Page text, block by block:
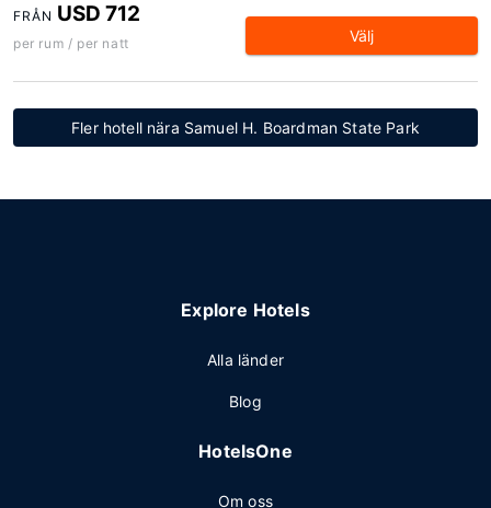
FRÅN USD 712
per rum / per natt Välj
Fler hotell nära Samuel H. Boardman State Park
Explore Hotels
Alla länder
Blog
HotelsOne
Om oss